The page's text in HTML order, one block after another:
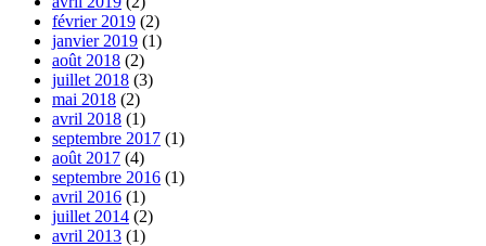
février 2019 (2)
janvier 2019 (1)
août 2018 (2)
juillet 2018 (3)
mai 2018 (2)
avril 2018 (1)
septembre 2017 (1)
août 2017 (4)
septembre 2016 (1)
avril 2016 (1)
juillet 2014 (2)
avril 2013 (1)